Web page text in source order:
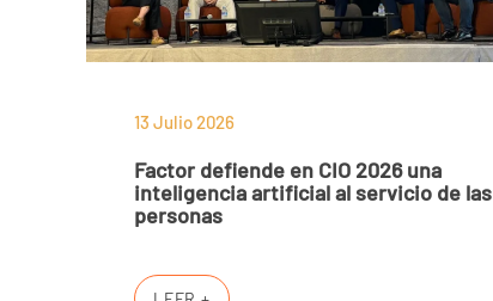
13 Julio 2026
Factor defiende en CIO 2026 una
inteligencia artificial al servicio de las
personas